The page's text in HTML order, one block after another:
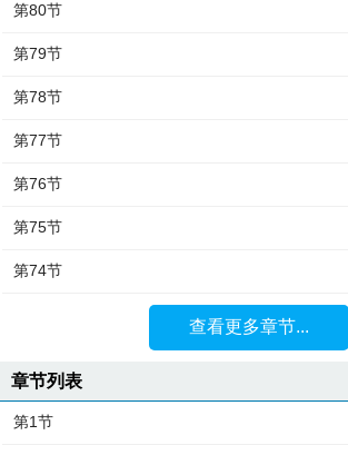
第80节
第79节
第78节
第77节
第76节
第75节
第74节
查看更多章节...
章节列表
第1节